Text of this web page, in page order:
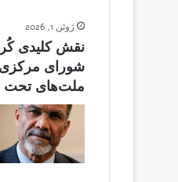
ژوئن 1, 2026
نقش کلیدی
شورای
ملت‌های تحت